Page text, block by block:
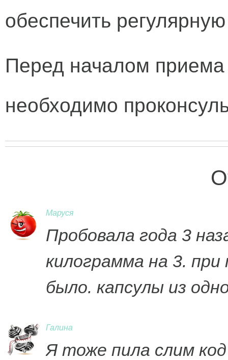
обеспечить
Перед началом
необходимо
Маруся
Пробовала года 3
килограмма на 3.
было. капсулы из
Галина
Я тоже пила слим